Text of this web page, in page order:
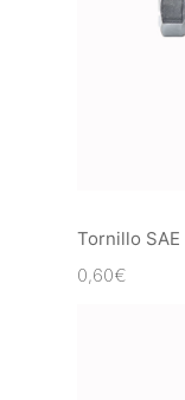
Tornillo
0,60€